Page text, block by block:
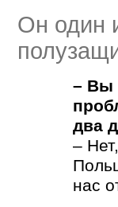
Он один
– Вы
два
–
нас